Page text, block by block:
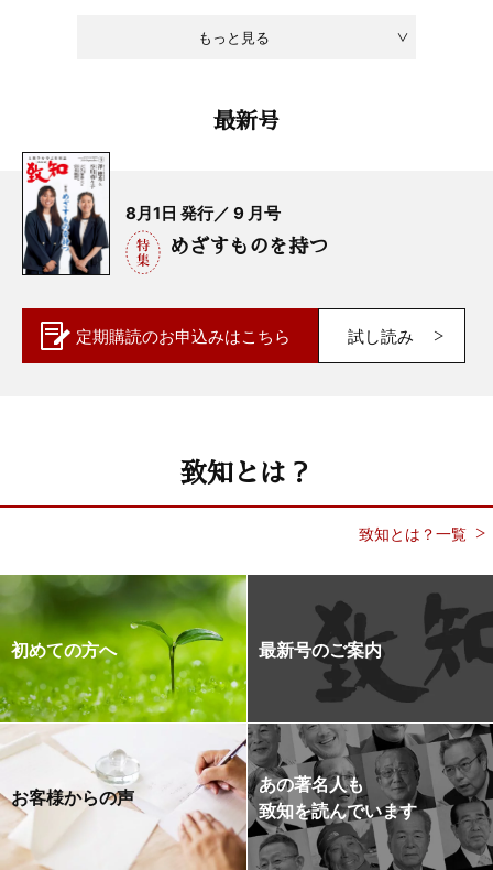
もっと見る
最新号
8月1日 発行／ 9 月号
めざすものを持つ
定期購読のお申込みはこちら 試し読み
致知とは？
致知とは？一覧
初めての方へ 最新号のご案内
お客様からの声
あの著名人も
致知を読んでいます